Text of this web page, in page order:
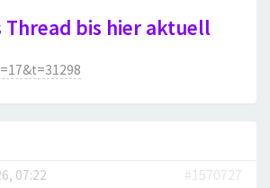
Thread bis hier aktuell
07:22 #1570727